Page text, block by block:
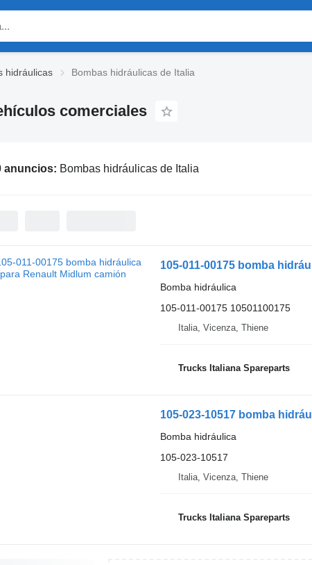
hidráulicas Bombas hidráulicas de Italia
comerciales
anuncios: Bombas hidráulicas de Italia
105-011-00175 bomba
Bomba hidráulica
105-011-00175 10501100175
Italia, Vicenza, Thiene
Trucks Italiana Spareparts
105-023-10517 bomba
Bomba hidráulica
105-023-10517
Italia, Vicenza, Thiene
Trucks Italiana Spareparts